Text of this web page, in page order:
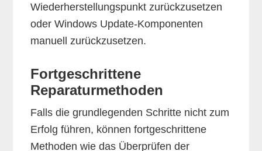
Wiederherstellungspunkt zurückzusetzen
oder Windows Update-Komponenten
manuell zurückzusetzen.
Fortgeschrittene
Reparaturmethoden
Falls die grundlegenden Schritte nicht zum
Erfolg führen, können fortgeschrittene
Methoden wie das Überprüfen der